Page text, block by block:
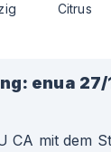
Citrus
enua 27/
CA mit dem